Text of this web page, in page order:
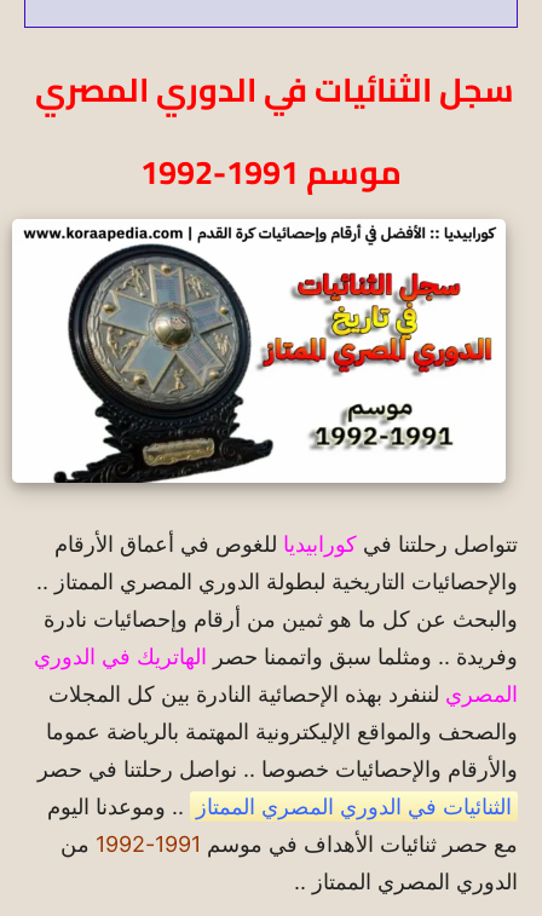
سجل الثنائيات في الدوري المصري
موسم 1991-1992
تتواصل رحلتنا في كورابيديا للغوص في أعماق الأرقام
والإحصائيات التاريخية لبطولة الدوري المصري الممتاز ..
والبحث عن كل ما هو ثمين من أرقام وإحصائيات نادرة
وفريدة .. ومثلما سبق واتممنا حصر الهاتريك في الدوري
المصري لننفرد بهذه الإحصائية النادرة بين كل المجلات
والصحف والمواقع الإليكترونية المهتمة بالرياضة عموما
والأرقام والإحصائيات خصوصا .. نواصل رحلتنا في حصر
الثنائيات في الدوري المصري الممتاز
.. وموعدنا اليوم
مع حصر ثنائيات الأهداف في موسم 1991-1992
من
الدوري المصري الممتاز ..